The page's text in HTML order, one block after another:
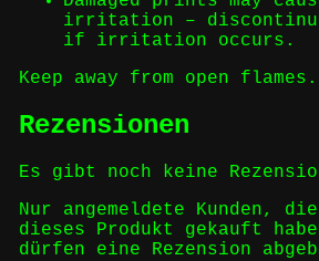
irritation –
if irritation occurs.
Keep away from open flames.
Rezensionen
Es gibt noch keine
Nur angemeldete Kunden, die
dieses Produkt gekauft
dürfen eine Rezension